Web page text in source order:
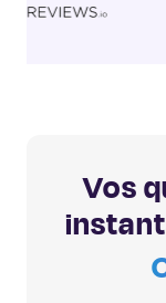
Vos